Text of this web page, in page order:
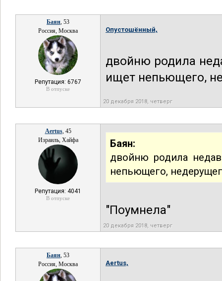
Баян, 53
Россия, Москва
Репутация: 6767
В отпуске
Опустошённый,
двойню родила
ищет непьющего,
20 декабря 2018, четверг
Aertus, 45
Израиль, Хайфа
Репутация: 4041
В отпуске
Баян:
двойню родила
непьющего,
"Поумнела"
20 декабря 2018, четверг
Баян, 53
Россия, Москва
Aertus,